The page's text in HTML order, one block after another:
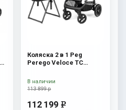
Коляска 2 в 1 Peg
Perego Veloce TC
New
113 899 р
112 199 e
В наличии